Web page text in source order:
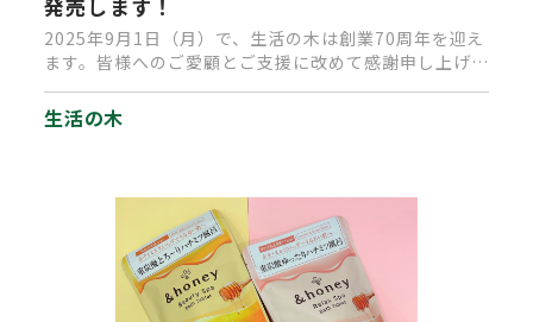
発売します！
2025年9月1日（月）で、生活の木は創業70周年を迎え
ます。皆様へのご愛顧とご支援に改めて感謝申し上げま
す。 時代がう…
生活の木